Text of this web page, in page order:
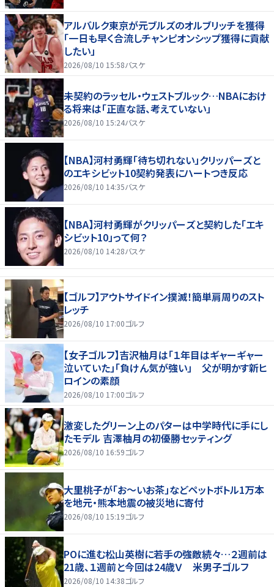
アルバルク東京が元ブルズのオルブリッチを獲得
「一日も早く合流しチャンピオンシップ獲得に貢献
したい」
2026/08/10 15:58バスケ
未契約のラッセル・ウェストブルック…NBAにおけ
る将来は「正直な話、考えていない」
2026/08/10 15:24バスケ
【NBA】河村勇輝「待ち切れない」クリッパーズと
のエキシビット10契約発表にハートつき反応
2026/08/10 14:35バスケ
【NBA】河村勇輝がクリッパーズと契約した「エキ
シビット10」って何？
2026/08/10 14:28バスケ
【ゴルフ】アウトサイドイン撲滅！簡単肩周りのスト
レッチ
2026/08/10 17:00ゴルフ
【女子ゴルフ】吉沢柚月は「１年目はギャーギャー
泣いていた」「負けん気が強い」 父が明かす新ヒ
ロインの素顔
2026/08/10 17:00ゴルフ
激変したグリーン上のパターは中学時代に手にし
たモデル 吉澤柚月の初優勝セッティング
2026/08/10 16:59ゴルフ
大里桃子が「お～いお茶」などペットボトル1万本
を地元・熊本地震の被災地に寄付
2026/08/10 15:19ゴルフ
POに進む松山英樹に若手の強敵続々…２週前は
21歳、１週前と今回は24歳Ｖ 米男子ゴルフ
2026/08/10 14:38ゴルフ